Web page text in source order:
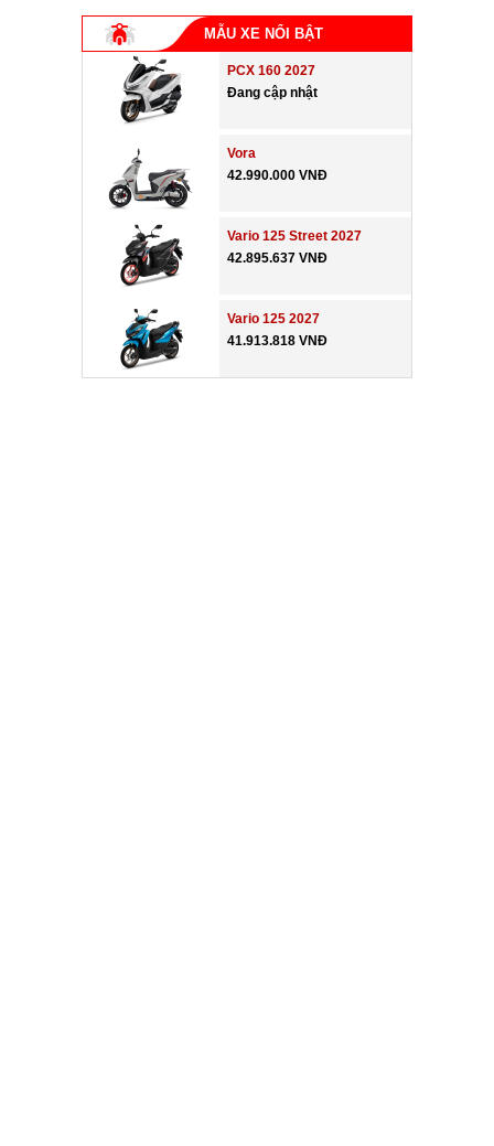
MẪU XE NỔI BẬT
PCX 160 2027
Đang cập nhật
Vora
42.990.000 VNĐ
Vario 125 Street 2027
42.895.637 VNĐ
Vario 125 2027
41.913.818 VNĐ